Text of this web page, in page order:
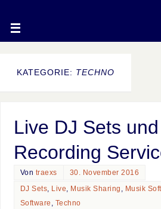
KATEGORIE: TECHNO
Live DJ Sets
Recording
Von traexs
30. November 2016
DJ Sets, Live, Musik Sharing , Musik
Software , Techno